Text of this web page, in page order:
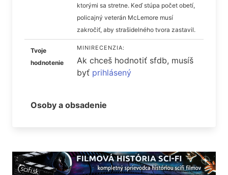
ktorými sa stretne. Keď stúpa počet obetí,
policajný veterán McLemore musí
zakročiť, aby strašidelného tvora zastavil.
Tvoje
hodnotenie
MINIRECENZIA:
Ak chceš hodnotiť sfdb, musíš
byť prihlásený
Osoby a obsadenie